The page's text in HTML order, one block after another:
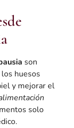
son
huesos
y mejorar el
solo